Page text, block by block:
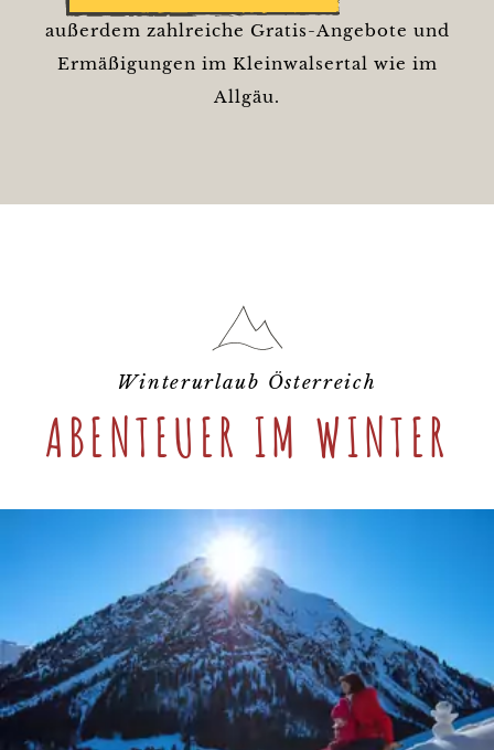
außerdem zahlreiche Gratis-Angebote und
Ermäßigungen im Kleinwalsertal wie im
Allgäu.
Winterurlaub Österreich
ABENTEUER IM WINTER